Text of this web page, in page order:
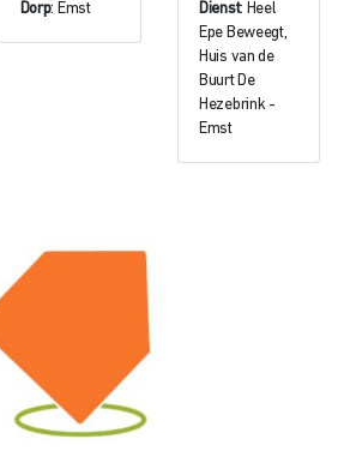
Dorp: Emst Dienst: Heel
Epe Beweegt,
Huis van de
Buurt De
Hezebrink -
Emst